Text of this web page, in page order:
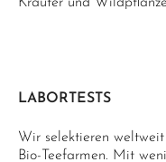
LABORTESTS
Wir selektieren
Bio-Teefarmen. Mit